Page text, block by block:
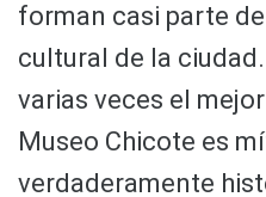
forman casi parte
cultural de la
varias veces el
Museo Chicote es
verdaderamente